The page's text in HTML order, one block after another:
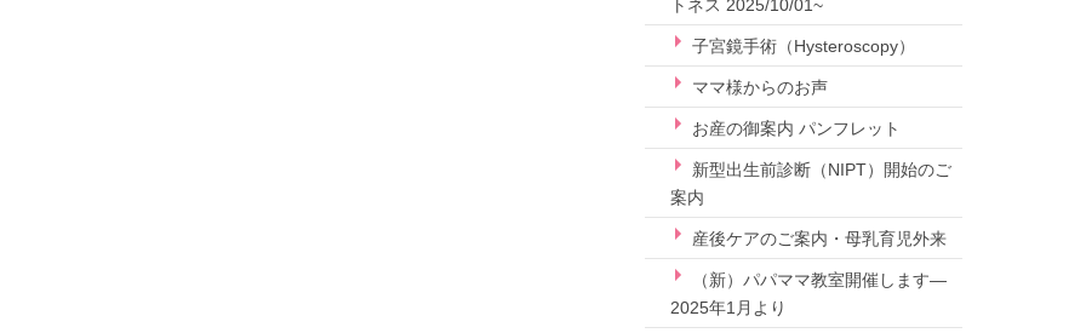
トネス 2025/10/01~
子宮鏡手術（Hysteroscopy）
ママ様からのお声
お産の御案内 パンフレット
新型出生前診断（NIPT）開始のご
案内
産後ケアのご案内・母乳育児外来
（新）パパママ教室開催します—
2025年1月より